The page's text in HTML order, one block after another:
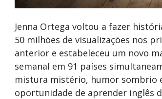
Jenna Ortega voltou a fazer
50 milhões de visualizações nos
anterior e estabeleceu um novo
semanal em 91 países
mistura mistério, humor sombrio
oportunidade de aprender inglês